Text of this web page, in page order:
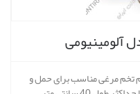
آلومینیومی
تخم مرغی مناسب برای حمل و